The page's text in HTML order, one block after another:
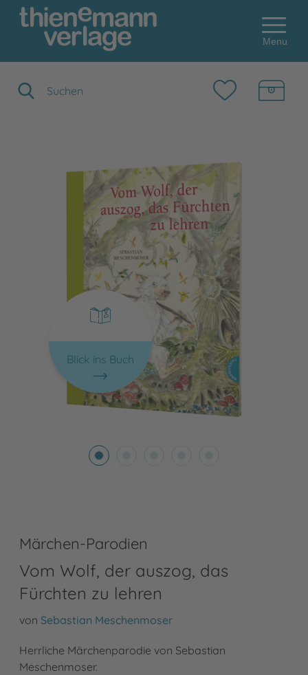
Menu
Blick ins Buch
Märchen-Parodien
Vom Wolf, der auszog, das
Fürchten zu lehren
von Sebastian Meschenmoser
Herrliche Märchenparodie von Sebastian
Meschenmoser.